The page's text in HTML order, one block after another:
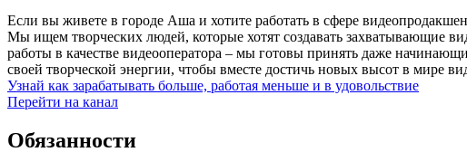
Если вы живете в городе Аша и хотите работать в сфере
Мы ищем творческих людей, которые хотят создавать захватывающие
работы в качестве видеооператора – мы готовы принять даже
своей творческой энергии, чтобы вместе достичь новых высот в мире
Узнай как зарабатывать больше, работая меньше и в удовольствие
Перейти на канал
Обязанности